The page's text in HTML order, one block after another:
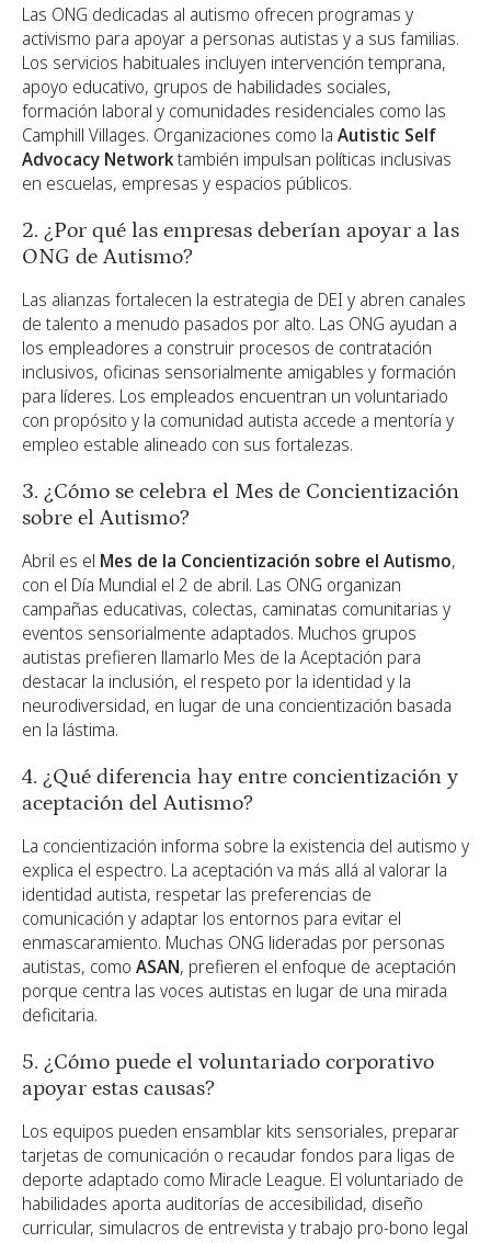
Las ONG dedicadas al autismo ofrecen programas y
activismo para apoyar a personas autistas y a sus familias.
Los servicios habituales incluyen intervención temprana,
apoyo educativo, grupos de habilidades sociales,
formación laboral y comunidades residenciales como las
Camphill Villages. Organizaciones como la Autistic Self
Advocacy Networktambién impulsan políticas inclusivas
en escuelas, empresas y espacios públicos.
2. ¿Por qué las empresas deberían apoyar a las
ONG de Autismo?
Las alianzas fortalecen la estrategia de DEI y abren canales
de talento a menudo pasados por alto. Las ONG ayudan a
los empleadores a construir procesos de contratación
inclusivos, oficinas sensorialmente amigables y formación
para líderes. Los empleados encuentran un voluntariado
con propósito y la comunidad autista accede a mentoría y
empleo estable alineado con sus fortalezas.
3. ¿Cómo se celebra el Mes de Concientización
sobre el Autismo?
Abril es el Mes de la Concientización sobre el Autismo,
con el Día Mundial el 2 de abril. Las ONG organizan
campañas educativas, colectas, caminatas comunitarias y
eventos sensorialmente adaptados. Muchos grupos
autistas prefieren llamarlo Mes de la Aceptación para
destacar la inclusión, el respeto por la identidad y la
neurodiversidad, en lugar de una concientización basada
en la lástima.
4. ¿Qué diferencia hay entre concientización y
aceptación del Autismo?
La concientización informa sobre la existencia del autismo y
explica el espectro. La aceptación va más allá al valorar la
identidad autista, respetar las preferencias de
comunicación y adaptar los entornos para evitar el
enmascaramiento. Muchas ONG lideradas por personas
autistas, como ASAN, prefieren el enfoque de aceptación
porque centra las voces autistas en lugar de una mirada
deficitaria.
5. ¿Cómo puede el voluntariado corporativo
apoyar estas causas?
Los equipos pueden ensamblar kits sensoriales, preparar
tarjetas de comunicación o recaudar fondos para ligas de
deporte adaptado como Miracle League. El voluntariado de
habilidades aporta auditorías de accesibilidad, diseño
curricular, simulacros de entrevista y trabajo pro-bono legal